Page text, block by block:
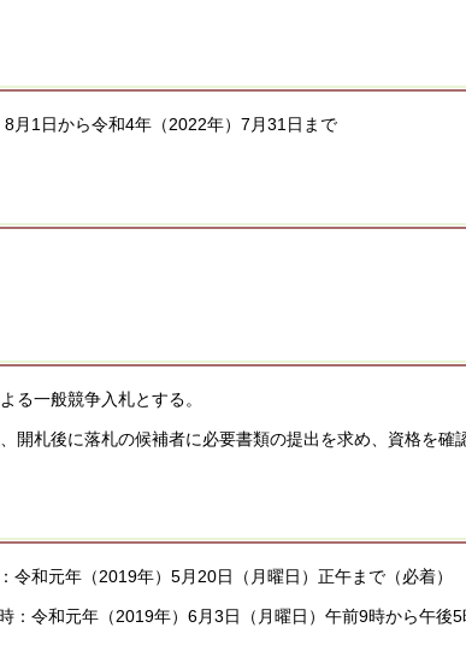
月1日から令和4年（2022年）7月31日まで
る一般競争入札とする。
開札後に落札の候補者に必要書類の提出を求め、資格を確
令和元年（2019年）5月20日（月曜日）正午まで（必着）
：令和元年（2019年）6月3日（月曜日）午前9時から午後